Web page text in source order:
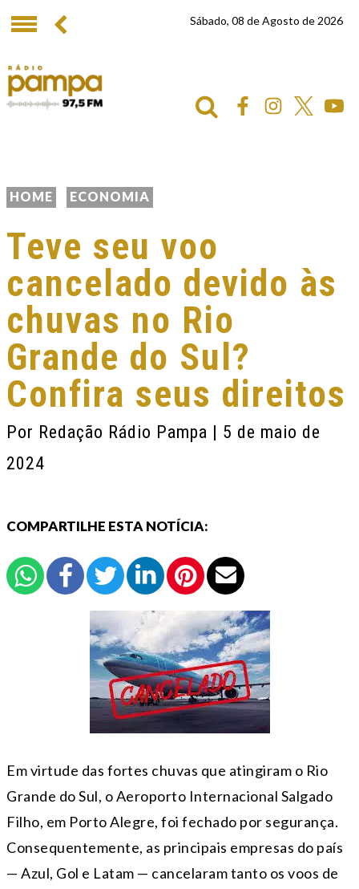
Sábado, 08 de Agosto de 2026
HOME ECONOMIA
Teve seu voo
cancelado devido às
chuvas no Rio
Grande do Sul?
Confira seus direitos
Por Redação Rádio Pampa | 5 de maio de
2024
COMPARTILHE ESTA NOTÍCIA:
Em virtude das fortes chuvas que atingiram o Rio
Grande do Sul, o Aeroporto Internacional Salgado
Filho, em Porto Alegre, foi fechado por segurança.
Consequentemente, as principais empresas do país
— Azul, Gol e Latam — cancelaram tanto os voos de